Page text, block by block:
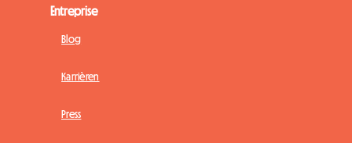
Entreprise
Blog
Karrièren
Press